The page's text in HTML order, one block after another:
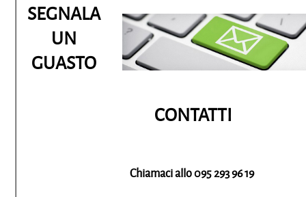
SEGNALA
UN
GUASTO
CONTATTI
Chiamaci allo 095 293 96 19